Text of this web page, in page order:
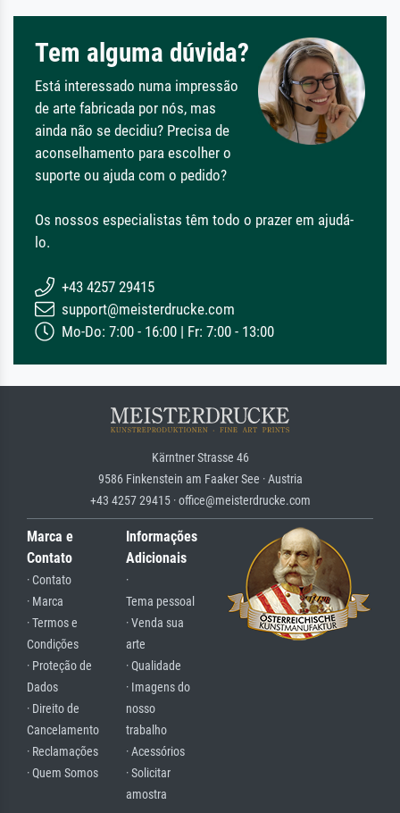
Tem alguma dúvida?
Está interessado numa impressão
de arte fabricada por nós, mas
ainda não se decidiu? Precisa de
aconselhamento para escolher o
suporte ou ajuda com o pedido?
Os nossos especialistas têm todo o prazer em ajudá-
lo.
+43 4257 29415
support@meisterdrucke.com
Mo-Do: 7:00 - 16:00 | Fr: 7:00 - 13:00
Kärntner Strasse 46
9586 Finkenstein am Faaker See · Austria
+43 4257 29415 · office@meisterdrucke.com
Marca e
Contato
· Contato
· Marca
· Termos e
Condições
· Proteção de
Dados
· Direito de
Cancelamento
· Reclamações
· Quem Somos
Informações
Adicionais
·
Tema pessoal
· Venda sua
arte
· Qualidade
· Imagens do
nosso
trabalho
· Acessórios
· Solicitar
amostra